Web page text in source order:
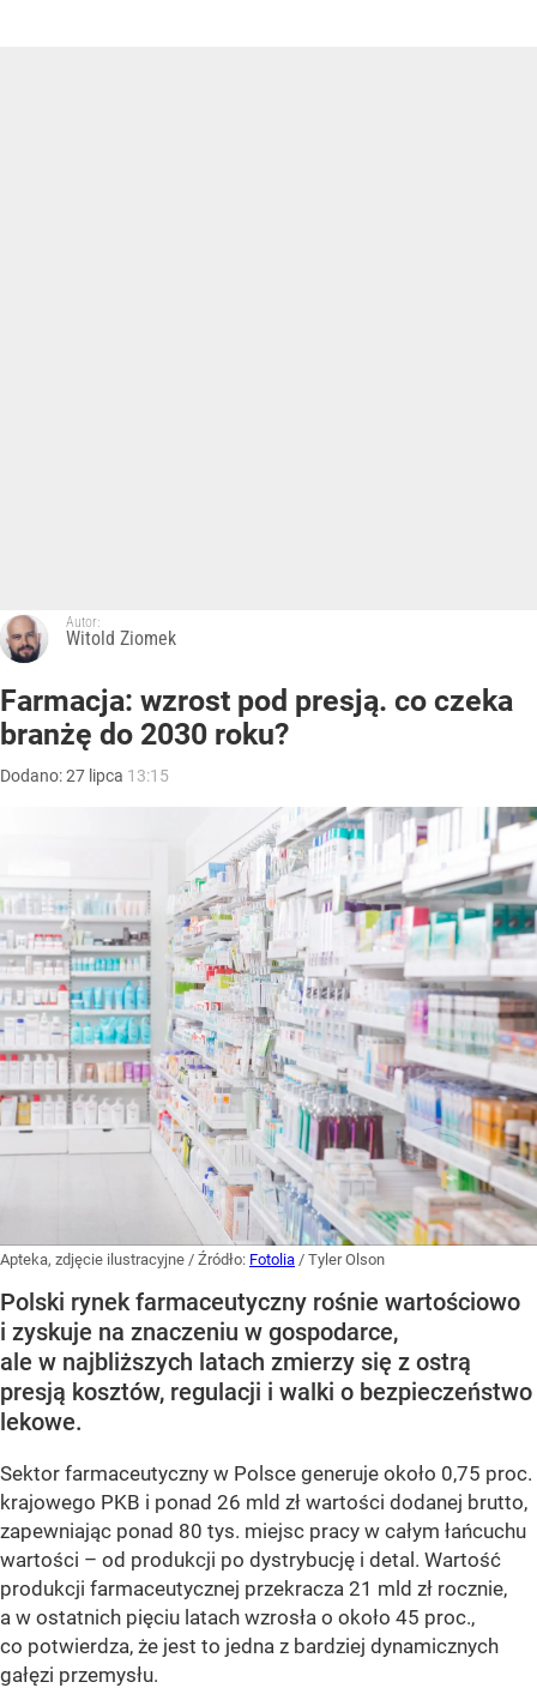
Autor:
Witold Ziomek
Farmacja: wzrost pod presją. co czeka
branżę do 2030 roku?
Dodano:27 lipca 13:15
Apteka, zdjęcie ilustracyjne / Źródło: Fotolia / Tyler Olson
Polski rynek farmaceutyczny rośnie wartościowo
i zyskuje na znaczeniu w gospodarce,
ale w najbliższych latach zmierzy się z ostrą
presją kosztów, regulacji i walki o bezpieczeństwo
lekowe.
Sektor farmaceutyczny w Polsce generuje około 0,75 proc.
krajowego PKB i ponad 26 mld zł wartości dodanej brutto,
zapewniając ponad 80 tys. miejsc pracy w całym łańcuchu
wartości – od produkcji po dystrybucję i detal. Wartość
produkcji farmaceutycznej przekracza 21 mld zł rocznie,
a w ostatnich pięciu latach wzrosła o około 45 proc.,
co potwierdza, że jest to jedna z bardziej dynamicznych
gałęzi przemysłu.